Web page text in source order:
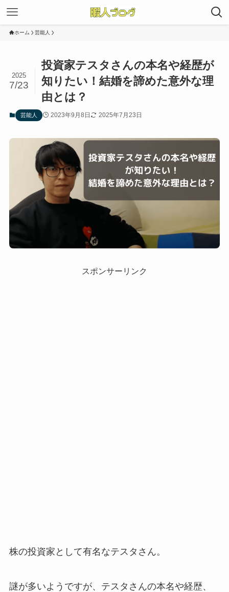
ホーム 芸能人
投資家テスタさんの本名や経歴が
知りたい！結婚を諦めた意外な理
由とは？
2025
7/23
芸能人 2023年9月8日 2025年7月23日
スポンサーリンク
株の投資家として有名なテスタさん。
謎が多いようですが、テスタさんの本名や経歴、